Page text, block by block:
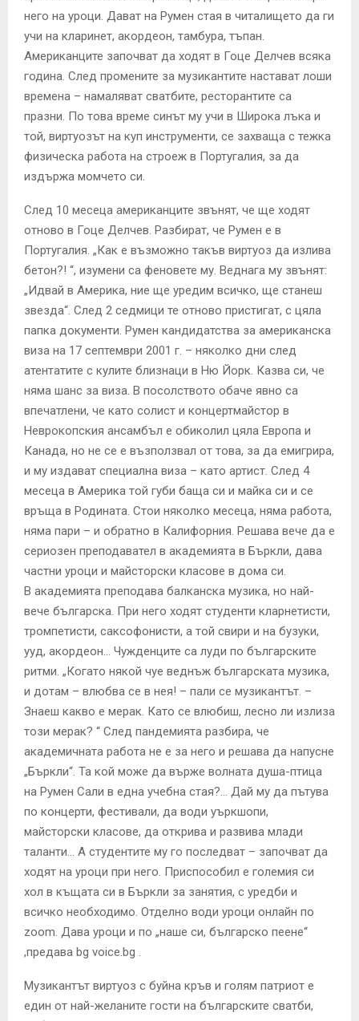
него на уроци. Дават на Румен стая в читалището да ги
учи на кларинет, акордеон, тамбура, тъпан.
Американците започват да ходят в Гоце Делчев всяка
година. След промените за музикантите настават лоши
времена – намаляват сватбите, ресторантите са
празни. По това време синът му учи в Широка лъка и
той, виртуозът на куп инструменти, се захваща с тежка
физическа работа на строеж в Португалия, за да
издържа момчето си.
След 10 месеца американците звънят, че ще ходят
отново в Гоце Делчев. Разбират, че Румен е в
Португалия. „Как е възможно такъв виртуоз да излива
бетон?! “, изумени са феновете му. Веднага му звънят:
„Идвай в Америка, ние ще уредим всичко, ще станеш
звезда“. След 2 седмици те отново пристигат, с цяла
папка документи. Румен кандидатства за американска
виза на 17 септември 2001 г. – няколко дни след
атентатите с кулите близнаци в Ню Йорк. Казва си, че
няма шанс за виза. В посолството обаче явно са
впечатлени, че като солист и концертмайстор в
Неврокопския ансамбъл е обиколил цяла Европа и
Канада, но не се е възползвал от това, за да емигрира,
и му издават специална виза – като артист. След 4
месеца в Америка той губи баща си и майка си и се
връща в Родината. Стои няколко месеца, няма работа,
няма пари – и обратно в Калифорния. Решава вече да е
сериозен преподавател в академията в Бъркли, дава
частни уроци и майсторски класове в дома си.
В академията преподава балканска музика, но най-
вече българска. При него ходят студенти кларнетисти,
тромпетисти, саксофонисти, а той свири и на бузуки,
ууд, акордеон… Чужденците са луди по българските
ритми. „Когато някой чуе веднъж българската музика,
и дотам – влюбва се в нея! – пали се музикантът. –
Знаеш какво е мерак. Като се влюбиш, лесно ли излиза
този мерак? “ След пандемията разбира, че
академичната работа не е за него и решава да напусне
„Бъркли“. Та кой може да върже волната душа-птица
на Румен Сали в една учебна стая?… Дай му да пътува
по концерти, фестивали, да води уъркшопи,
майсторски класове, да открива и развива млади
таланти… А студентите му го последват – започват да
ходят на уроци при него. Приспособил е големия си
хол в къщата си в Бъркли за занятия, с уредби и
всичко необходимо. Отделно води уроци онлайн по
zoom. Дава уроци и по „наше си, българско пеене“
,предава bg voice.bg .
Музикантът виртуоз с буйна кръв и голям патриот е
един от най-желаните гости на българските сватби,